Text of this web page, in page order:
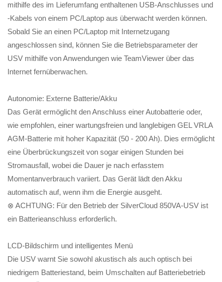
mithilfe des im Lieferumfang enthaltenen USB-Anschlusses und
-Kabels von einem PC/Laptop aus überwacht werden können.
Sobald Sie an einen PC/Laptop mit Internetzugang
angeschlossen sind, können Sie die Betriebsparameter der
USV mithilfe von Anwendungen wie TeamViewer über das
Internet fernüberwachen.
Autonomie: Externe Batterie/Akku
Das Gerät ermöglicht den Anschluss einer Autobatterie oder,
wie empfohlen, einer wartungsfreien und langlebigen GEL VRLA
AGM-Batterie mit hoher Kapazität (50 - 200 Ah). Dies ermöglicht
eine Überbrückungszeit von sogar einigen Stunden bei
Stromausfall, wobei die Dauer je nach erfasstem
Momentanverbrauch variiert. Das Gerät lädt den Akku
automatisch auf, wenn ihm die Energie ausgeht.
⊗ ACHTUNG: Für den Betrieb der SilverCloud 850VA-USV ist
ein Batterieanschluss erforderlich.
LCD-Bildschirm und intelligentes Menü
Die USV warnt Sie sowohl akustisch als auch optisch bei
niedrigem Batteriestand, beim Umschalten auf Batteriebetrieb